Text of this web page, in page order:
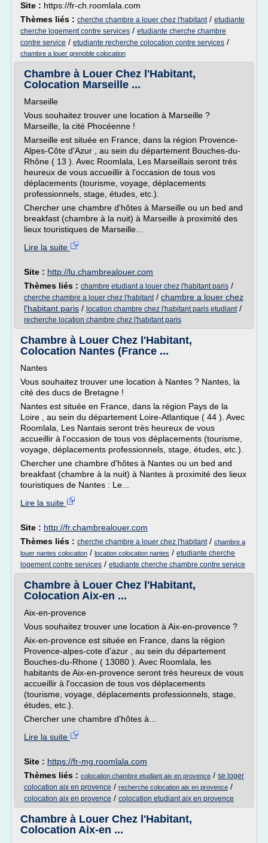
Site : https://fr-ch.roomlala.com
Thèmes liés : cherche chambre a louer chez l'habitant/ etudiante
cherche logement contre services / etudiante cherche chambre
contre service / etudiante recherche colocation contre services /
chambre a louer grenoble colocation
Chambre à Louer Chez l'Habitant,
Colocation Marseille ...
Marseille
Vous souhaitez trouver une location à Marseille ?
Marseille, la cité Phocéenne !
Marseille est située en France, dans la région Provence-
Alpes-Côte d'Azur , au sein du département Bouches-du-
Rhône ( 13 ). Avec Roomlala, Les Marseillais seront très
heureux de vous accueillir à l'occasion de tous vos
déplacements (tourisme, voyage, déplacements
professionnels, stage, études, etc.).
Chercher une chambre d'hôtes à Marseille ou un bed and
breakfast (chambre à la nuit) à Marseille à proximité des
lieux touristiques de Marseille...
Lire la suite
Site : http://lu.chambrealouer.com
Thèmes liés : chambre etudiant a louer chez l'habitant paris /
cherche chambre a louer chez l'habitant/ chambre a louer chez
l'habitant paris / location chambre chez l'habitant paris etudiant/
recherche location chambre chez l'habitant paris
Chambre à Louer Chez l'Habitant,
Colocation Nantes (France ...
Nantes
Vous souhaitez trouver une location à Nantes ? Nantes, la
cité des ducs de Bretagne !
Nantes est située en France, dans la région Pays de la
Loire , au sein du département Loire-Atlantique ( 44 ). Avec
Roomlala, Les Nantais seront très heureux de vous
accueillir à l'occasion de tous vos déplacements (tourisme,
voyage, déplacements professionnels, stage, études, etc.).
Chercher une chambre d'hôtes à Nantes ou un bed and
breakfast (chambre à la nuit) à Nantes à proximité des lieux
touristiques de Nantes : Le...
Lire la suite
Site : http://fr.chambrealouer.com
Thèmes liés : cherche chambre a louer chez l'habitant/ chambre a
louer nantes colocation / location colocation nantes / etudiante cherche
logement contre services / etudiante cherche chambre contre service
Chambre à Louer Chez l'Habitant,
Colocation Aix-en ...
Aix-en-provence
Vous souhaitez trouver une location à Aix-en-provence ?
Aix-en-provence est située en France, dans la région
Provence-alpes-cote d'azur , au sein du département
Bouches-du-Rhone ( 13080 ). Avec Roomlala, les
habitants de Aix-en-provence seront très heureux de vous
accueillir à l'occasion de tous vos déplacements
(tourisme, voyage, déplacements professionnels, stage,
études, etc.).
Chercher une chambre d'hôtes à...
Lire la suite
Site : https://fr-mg.roomlala.com
Thèmes liés : colocation chambre etudiant aix en provence / se loger
colocation aix en provence / recherche colocation aix en provence /
colocation aix en provence / colocation etudiant aix en provence
Chambre à Louer Chez l'Habitant,
Colocation Aix-en ...